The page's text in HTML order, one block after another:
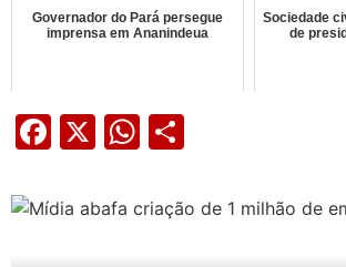
Governador do Pará persegue
imprensa em Ananindeua
Sociedade
de
Facebook
X WhatsApp